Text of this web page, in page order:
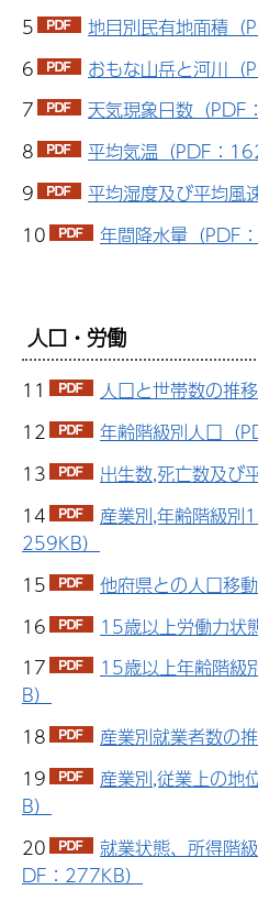
5
地目別民有地面積（
6
おもな山岳と河川（
7
天気現象日数（PDF
8
平均気温（PDF：
9
平均湿度及び平均風
10
年間降水量（PDF
人口・労働
11
人口と世帯数の推
12
年齢階級別人口（
13
出生数,死亡数及び
14
産業別,年齢階級別
259KB）
15
他府県との人口移
16
15歳以上労働力状
17
15歳以上年齢階級
B）
18
産業別就業者数の
19
産業別,従業上の地
B）
20
就業状態、所得階
DF：277KB）